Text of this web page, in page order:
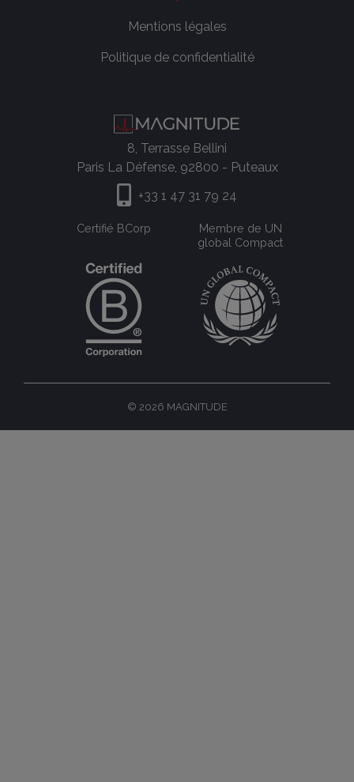
Mentions légales
Politique de confidentialité
8, Terrasse Bellini
Paris La Défense, 92800 - Puteaux
+33 1 47 31 79 24
Certifié BCorp
Membre de UN
global Compact
© 2026 MAGNITUDE